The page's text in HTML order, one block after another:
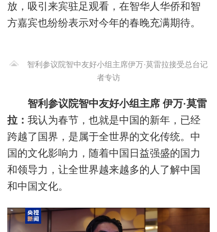
放，吸引来宾驻足观看，在智华人华侨和智
方嘉宾也纷纷表示对今年的春晚充满期待。
智利参议院智中友好小组主席伊万·莫雷拉接受总台记
者专访
智利参议院智中友好小组主席 伊万·莫雷
拉： 我认为春节，也就是中国的新年，已经
跨越了国界，是属于全世界的文化传统。中
国的文化影响力，随着中国日益强盛的国力
和领导力，让全世界越来越多的人了解中国
和中国文化。